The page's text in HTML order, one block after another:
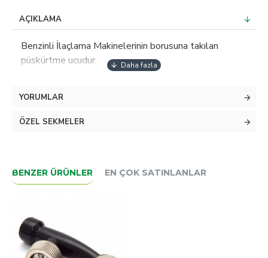
AÇIKLAMA
Benzinli İlaçlama Makinelerinin borusuna takılan
püskürtme ucudur.
YORUMLAR
ÖZEL SEKMELER
BENZER ÜRÜNLER EN ÇOK SATINLANLAR